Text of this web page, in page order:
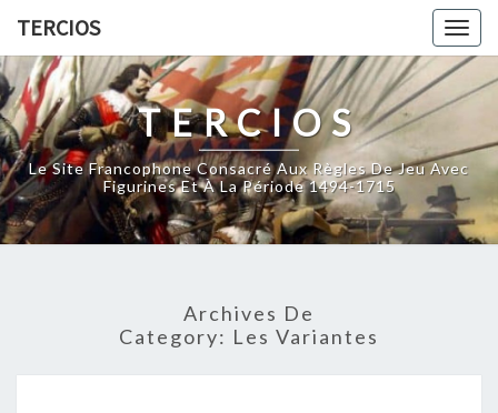
content
TERCIOS
TERCIOS
Le Site Francophone Consacré Aux Règles De Jeu Avec
Figurines Et À La Période 1494-1715
Archives De
Category: Les Variantes